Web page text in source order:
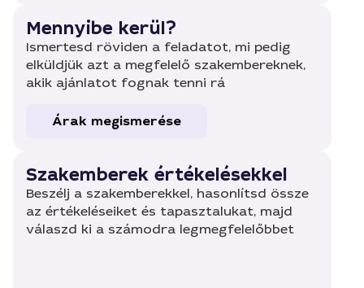
Mennyibe kerül?
Ismertesd röviden a feladatot, mi pedig
elküldjük azt a megfelelő szakembereknek,
akik ajánlatot fognak tenni rá
Árak megismerése
Szakemberek értékelésekkel
Beszélj a szakemberekkel, hasonlítsd össze
az értékeléseiket és tapasztalukat, majd
válaszd ki a számodra legmegfelelőbbet